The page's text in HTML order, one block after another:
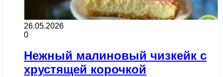
26.05.2026
0
Нежный малиновый чизкейк с
хрустящей корочкой